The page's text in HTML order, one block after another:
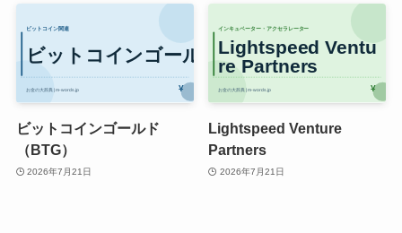
ビットコインゴールド
（BTG）
2026年7月21日
Lightspeed Venture
Partners
2026年7月21日